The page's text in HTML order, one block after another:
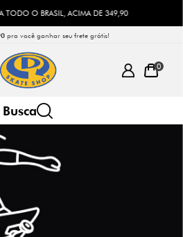
TODO O BRASIL, ACIMA DE 349,90
pra você ganhar seu frete grátis!
0